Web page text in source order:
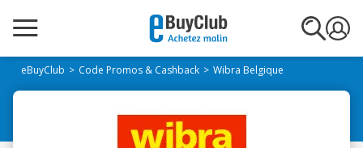
eBuyClub Code Promos & Cashback Wibra Belgique